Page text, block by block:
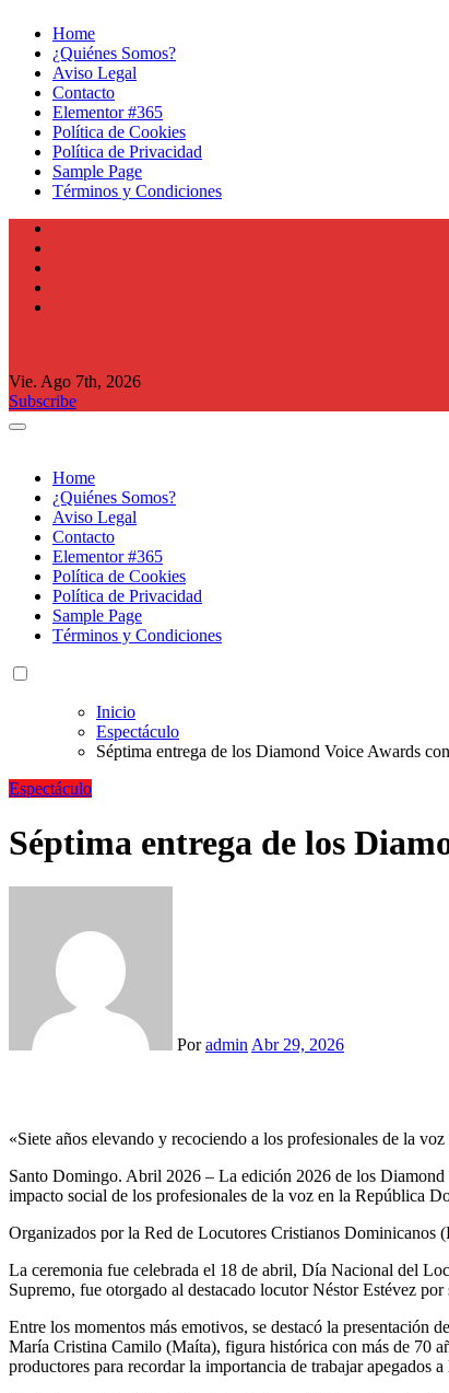
Home
¿Quiénes Somos?
Aviso Legal
Contacto
Elementor #365
Política de Cookies
Política de Privacidad
Sample Page
Términos y Condiciones
Vie. Ago 7th, 2026
Subscribe
Home
¿Quiénes Somos?
Aviso Legal
Contacto
Elementor #365
Política de Cookies
Política de Privacidad
Sample Page
Términos y Condiciones
Inicio
Espectáculo
Séptima entrega de los Diamond Voice Awards
Espectáculo
Séptima entrega de los
Poradmin Abr 29, 2026
«Siete años elevando y recociendo a los profesionales de la
Santo Domingo. Abril 2026 – La edición 2026 de los Diamond
impacto social de los profesionales de la voz en la República
Organizados por la Red de Locutores Cristianos Dominicanos
La ceremonia fue celebrada el 18 de abril, Día Nacional del
Supremo, fue otorgado al destacado locutor Néstor Estévez
Entre los momentos más emotivos, se destacó la presentación
María Cristina Camilo (Maíta), figura histórica con más de 70
productores para recordar la importancia de trabajar apegados